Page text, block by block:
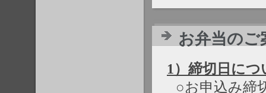
お弁当のご
1）締切日につ
○お申込み締